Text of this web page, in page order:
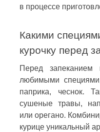
в процессе
Какими
курочку перед
Перед запеканием
любимыми
паприка, чеснок.
сушеные травы,
или орегано.
курице уникальный